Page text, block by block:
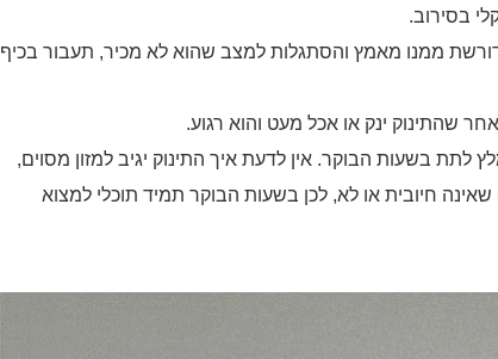
בסירוב.
ממנו מאמץ והסתגלות למצב שהוא לא מכיר, תעבור בכיף
שהתינוק ינק או אכל מעט והוא רגוע.
בשעות הבוקר. אין לדעת איך התינוק יגיב למזון מסוים,
שאינה חיובית או לא, לכן בשעות הבוקר תמיד תוכלי למצוא